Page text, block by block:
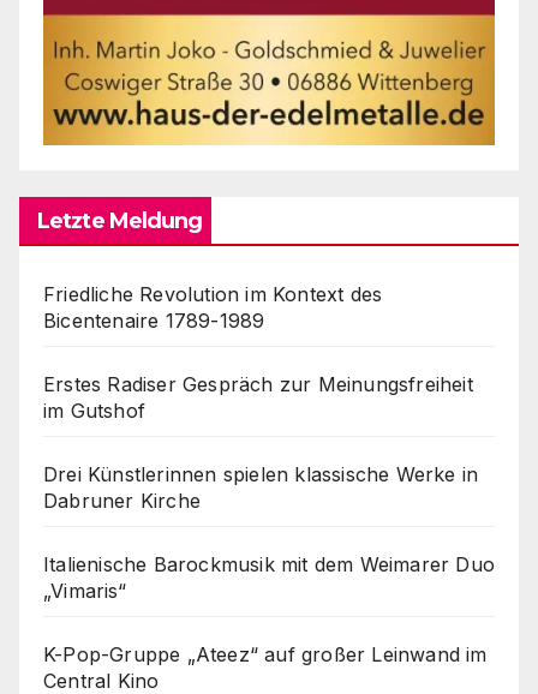
Letzte Meldung
Friedliche Revolution im Kontext des
Bicentenaire 1789-1989
Erstes Radiser Gespräch zur Meinungsfreiheit
im Gutshof
Drei Künstlerinnen spielen klassische Werke in
Dabruner Kirche
Italienische Barockmusik mit dem Weimarer Duo
„Vimaris“
K-Pop-Gruppe „Ateez“ auf großer Leinwand im
Central Kino